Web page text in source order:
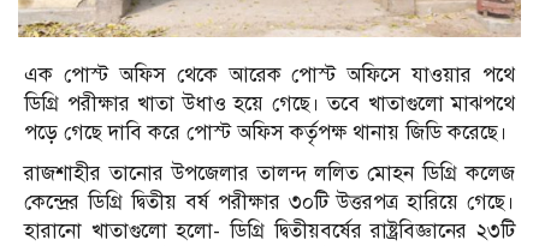
এক পোস্ট অফিস থেকে আরেক পোস্ট অফিসে যাওয়ার পথে
ডিগ্রি পরীক্ষার খাতা উধাও হয়ে গেছে। তবে খাতাগুলো মাঝপথে
পড়ে গেছে দাবি করে পোস্ট অফিস কর্তৃপক্ষ থানায় জিডি করেছে।
রাজশাহীর তানোর উপজেলার তালন্দ ললিত মোহন ডিগ্রি কলেজ
কেন্দ্রের ডিগ্রি দ্বিতীয় বর্ষ পরীক্ষার ৩০টি উত্তরপত্র হারিয়ে গেছে।
হারানো খাতাগুলো হলো- ডিগ্রি দ্বিতীয়বর্ষের রাষ্ট্রবিজ্ঞানের ২৩টি